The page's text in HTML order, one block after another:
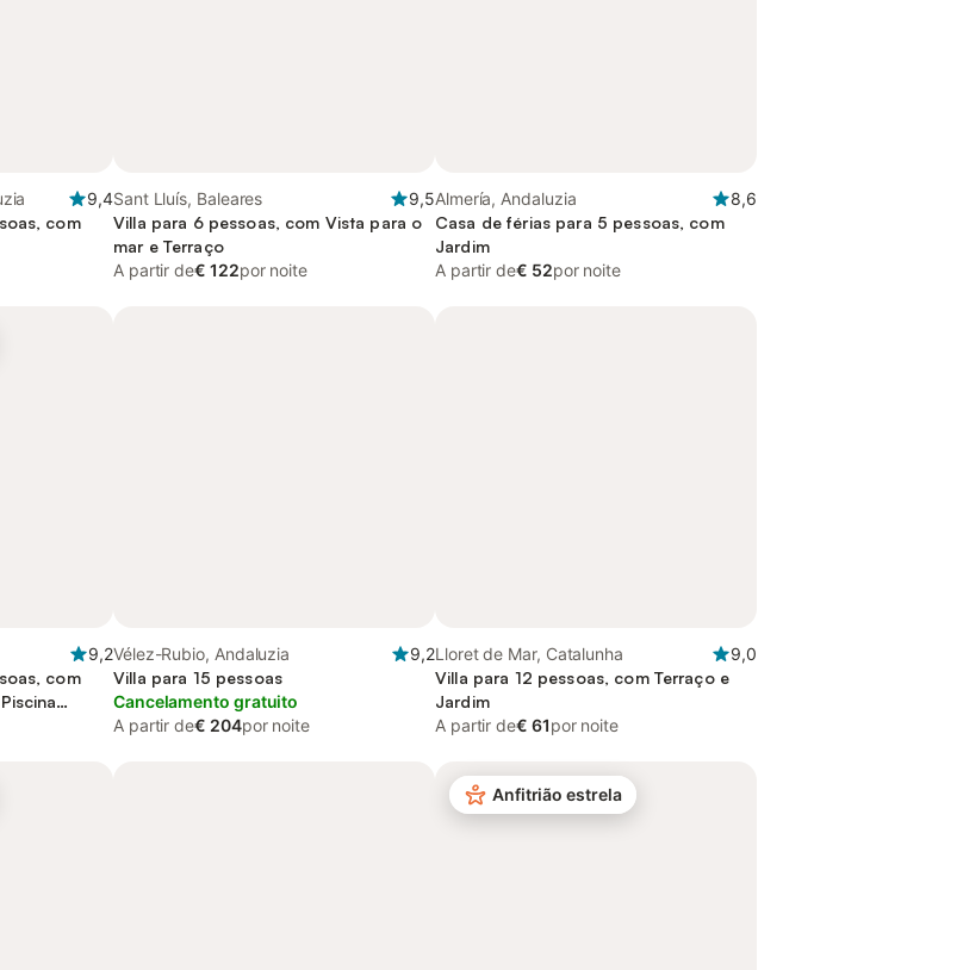
9,4
com
Sant Lluís, Baleares
9,5
Villa para 6 pessoas, com Vista para o
mar e Terraço
A partir de€ 122por noite
Almería, Andaluzia
8,6
Casa de férias para 5 pessoas, com
Jardim
A partir de€ 52por noite
9,2
com
Vélez-Rubio, Andaluzia
9,2
Villa para 15 pessoas
Cancelamento gratuito
A partir de€ 204por noite
Lloret de Mar, Catalunha
9,0
Villa para 12 pessoas, com Terraço e
Jardim
A partir de€ 61por noite
Anfitrião estrela